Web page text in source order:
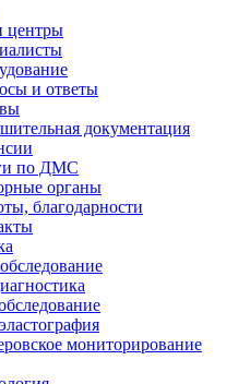
центры
и ответы
документация
по ДМС
органы
благодарности
мониторирование